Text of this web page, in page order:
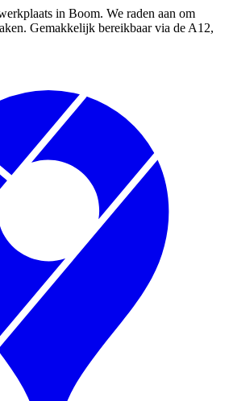
in Boom. We raden aan om
Gemakkelijk bereikbaar via de A12,